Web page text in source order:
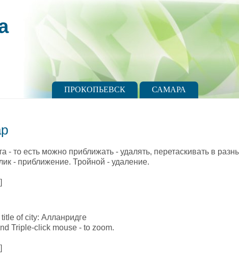
ПРОКОПЬЕВСК
САМАРА
- то есть можно приближать - удалять, перетаскивать в
- приближение. Тройной - удаление.
of city: Алланридге
Triple-click mouse - to zoom.